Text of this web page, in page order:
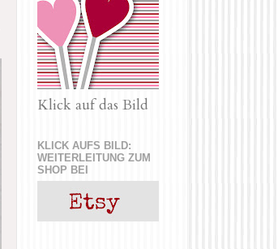
Klick auf das Bild
KLICK AUFS BILD:
WEITERLEITUNG ZUM
SHOP BEI